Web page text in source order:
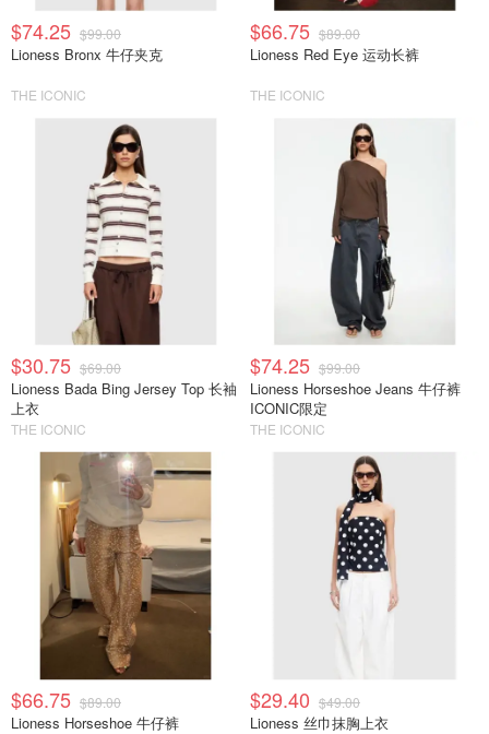
$74.25 $99.00
Lioness Bronx 牛仔夹克
THE ICONIC
$66.75 $89.00
Lioness Red Eye 运动长裤
THE ICONIC
$30.75 $69.00
Lioness Bada Bing Jersey Top 长袖
上衣
THE ICONIC
$74.25 $99.00
Lioness Horseshoe Jeans 牛仔裤
ICONIC限定
THE ICONIC
$66.75 $89.00
Lioness Horseshoe 牛仔裤
$29.40 $49.00
Lioness 丝巾抹胸上衣